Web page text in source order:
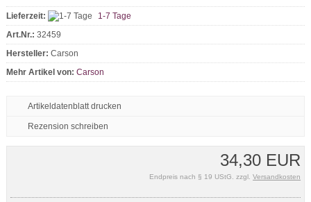
Lieferzeit:
1-7 Tage
Art.Nr.: 32459
Hersteller: Carson
Mehr Artikel von: Carson
Artikeldatenblatt drucken
Rezension schreiben
34,30 EUR
Endpreis nach § 19 UStG. zzgl.Versandkosten